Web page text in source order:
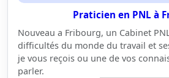
Praticien en PNL à
Nouveau a Fribourg, un Cabinet
difficultés du monde du travail et
je vous reçois ou une de vos
parler.